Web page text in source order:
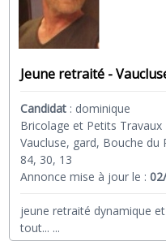
Jeune retraité -
Candidat : dominique
Bricolage et Petits Travaux
Vaucluse, gard, Bouche du
84, 30, 13
Annonce mise à jour le :
jeune retraité dynamique
tout... ...